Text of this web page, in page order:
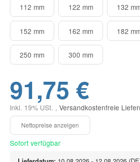
112 mm 122 mm 132
152 mm 162 mm 182
250 mm 300 mm
91,75 €
inkl. 19% USt. , Versandkostenfreie
Sofort verfügbar